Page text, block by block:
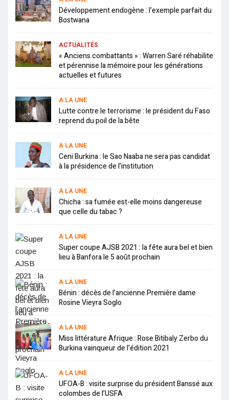
Développement endogène : l’exemple parfait du
Bostwana
ACTUALITÉS
« Anciens combattants » : Warren Saré réhabilite
et pérennise la mémoire pour les générations
actuelles et futures
A LA UNE
Lutte contre le terrorisme : le président du Faso
reprend du poil de la bête
A LA UNE
Ceni Burkina : le Sao Naaba ne sera pas candidat
à la présidence de l’institution
A LA UNE
Chicha : sa fumée est-elle moins dangereuse
que celle du tabac ?
A LA UNE
Super coupe AJSB 2021 : la fête aura bel et bien
lieu à Banfora le 5 août prochain
A LA UNE
Bénin : décès de l’ancienne Première dame
Rosine Vieyra Soglo
A LA UNE
Miss littérature Afrique : Rose Bitibaly Zerbo du
Burkina vainqueur de l’édition 2021
A LA UNE
UFOA-B : visite surprise du président Banssé aux
colombes de l’USFA